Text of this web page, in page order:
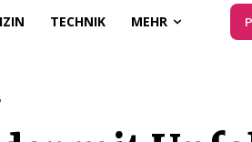
TECHNIK MEHR